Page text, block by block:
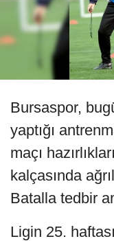
Bursaspor,
yaptığı
maçı
kalçasında
Batalla tedbir
Ligin 25.